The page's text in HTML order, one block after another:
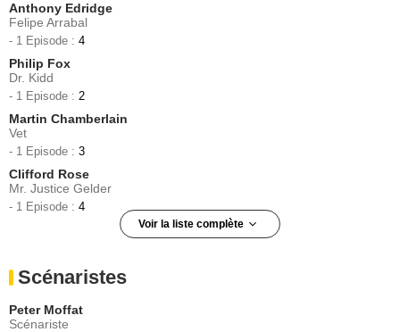
Anthony Edridge
Felipe Arrabal
- 1 Episode : 4
Philip Fox
Dr. Kidd
- 1 Episode : 2
Martin Chamberlain
Vet
- 1 Episode : 3
Clifford Rose
Mr. Justice Gelder
- 1 Episode : 4
Voir la liste complète
- 1 Episode :2
Mike Hepton
Scénaristes
Peter Moffat
Scénariste